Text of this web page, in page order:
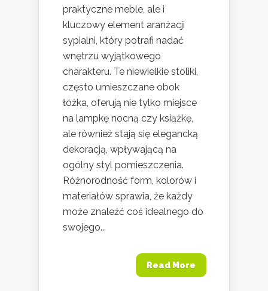
praktyczne meble, ale i
kluczowy element aranżacji
sypialni, który potrafi nadać
wnętrzu wyjątkowego
charakteru. Te niewielkie stoliki,
często umieszczane obok
łóżka, oferują nie tylko miejsce
na lampkę nocną czy książkę,
ale również stają się elegancką
dekoracją, wpływającą na
ogólny styl pomieszczenia.
Różnorodność form, kolorów i
materiałów sprawia, że każdy
może znaleźć coś idealnego do
swojego...
Read More